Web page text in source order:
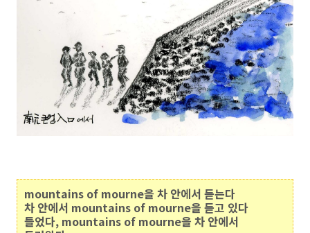
mountains of mourne을 차 안에서 듣는다
차 안에서 mountains of mourne을 듣고 있다
들었다, mountains of mourne을 차 안에서